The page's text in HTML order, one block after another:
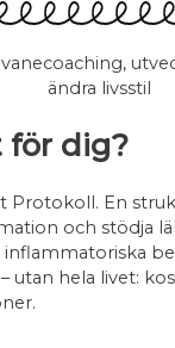
för dig?
Protokoll. En
och stödja
utan hela livet: